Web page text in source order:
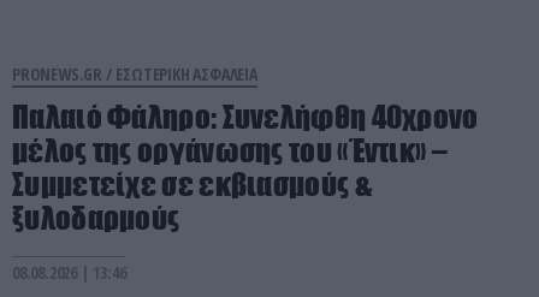
PRONEWS.GR / ΕΣΩΤΕΡΙΚΗ ΑΣΦΑΛΕΙΑ
Παλαιό Φάληρο: Συνελήφθη 40χρονο
μέλος της οργάνωσης του «Έντικ» –
Συμμετείχε σε εκβιασμούς &
ξυλοδαρμούς
08.08.2026 | 13:46